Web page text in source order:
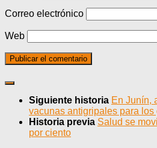
Correo electrónico
Web
Siguiente historia En Junín,
vacunas antigripales para los
Historia previa Salud se
por ciento